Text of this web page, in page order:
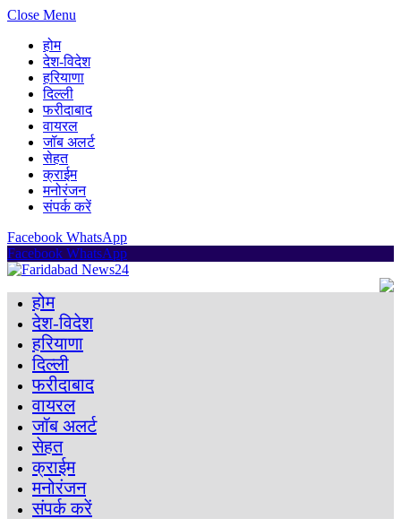
Close Menu
होम
देश-विदेश
हरियाणा
दिल्ली
फरीदाबाद
वायरल
जॉब अलर्ट
सेहत
क्राईम
मनोरंजन
संपर्क करें
Facebook WhatsApp
Facebook WhatsApp
होम
देश-विदेश
हरियाणा
दिल्ली
फरीदाबाद
वायरल
जॉब अलर्ट
सेहत
क्राईम
मनोरंजन
संपर्क करें